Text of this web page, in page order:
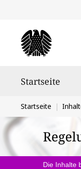
Startseite
Sie
befinden
sich
hier:
Startseite
Die Inhalte